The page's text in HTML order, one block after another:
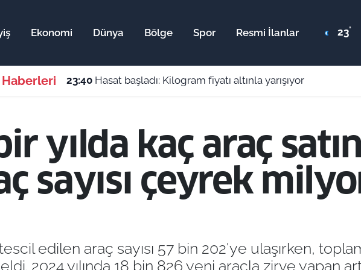
Ekonomi Dünya Bölge Spor Resmi İlanlar 23°
Haberleri 23:40 Hasat başladı: Kilogram fiyatı altınla yarışıyor
yılda kaç araç satın
sayısı çeyrek
edilen araç sayısı 57 bin 202'ye ulaşırken,
2024 yılında 18 bin 826 yeni araçla zirve yapan